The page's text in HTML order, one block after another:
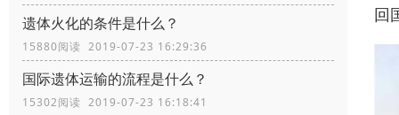
遗体火化的条件是什么？
15880阅读 2019-07-23 16:29:36
国际遗体运输的流程是什么？
15302阅读 2019-07-23 16:18:41
回